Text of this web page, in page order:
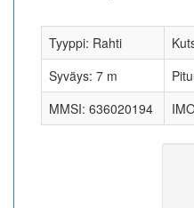
Tyyppi: Rahti
Syväys: 7 m
MMSI: 636020194